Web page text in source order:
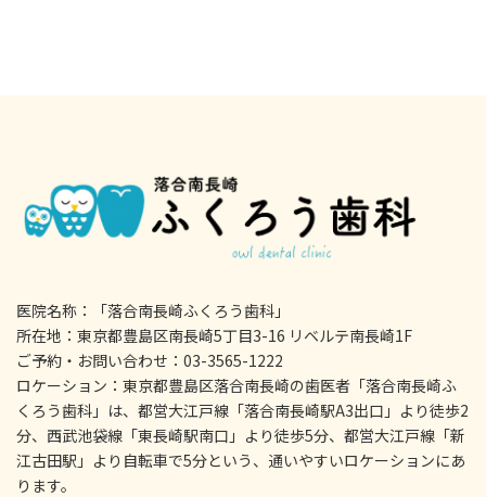
医院名称：「落合南長崎ふくろう歯科」
所在地：東京都豊島区南長崎5丁目3-16 リベルテ南長崎1F
ご予約・お問い合わせ：03-3565-1222
ロケーション：東京都豊島区落合南長崎の歯医者「落合南長崎ふ
くろう歯科」は、都営大江戸線「落合南長崎駅A3出口」より徒歩2
分、西武池袋線「東長崎駅南口」より徒歩5分、都営大江戸線「新
江古田駅」より自転車で5分という、通いやすいロケーションにあ
ります。